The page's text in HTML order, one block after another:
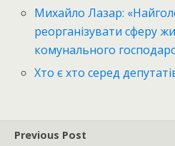
Михайло Лазар:
реорганізувати сферу
комунального
Хто є хто серед
Previous Post